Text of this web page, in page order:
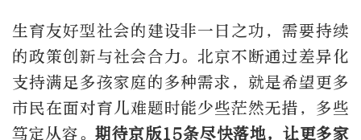
生育友好型社会的建设非一日之功，需要持续
的政策创新与社会合力。北京不断通过差异化
支持满足多孩家庭的多种需求，就是希望更多
市民在面对育儿难题时能少些茫然无措，多些
笃定从容。期待京版15条尽快落地，让更多家